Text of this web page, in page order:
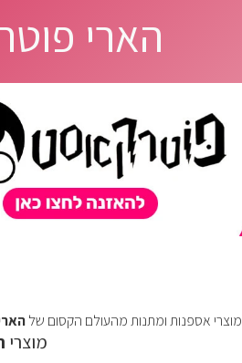
הארי
מוצרי אספנות ומתנות מהעולם הקסום של
מוצרי